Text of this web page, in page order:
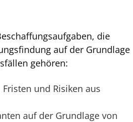
die
auf der Grundlage
gehören:
und Risiken aus
auf der Grundlage von